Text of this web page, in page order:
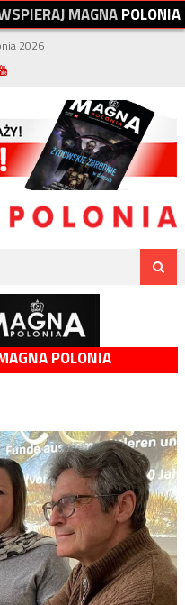
SPIERAJMAGNAPOLONIA
2026
POLONIA